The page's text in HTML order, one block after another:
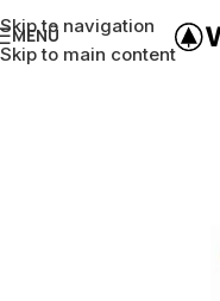
Skip to navigation
Skip to main content
MENÜ